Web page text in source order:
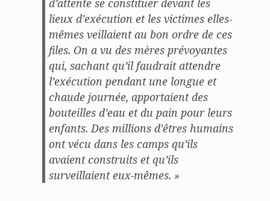
d’attente se constituer devant les
lieux d’exécution et les victimes elles-
mêmes veillaient au bon ordre de ces
files. On a vu des mères prévoyantes
qui, sachant qu’il faudrait attendre
l’exécution pendant une longue et
chaude journée, apportaient des
bouteilles d’eau et du pain pour leurs
enfants. Des millions d’êtres humains
ont vécu dans les camps qu’ils
avaient construits et qu’ils
surveillaient eux-mêmes. »